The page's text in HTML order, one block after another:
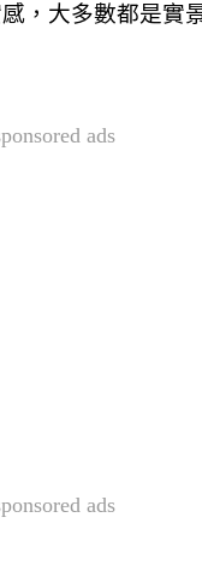
，大多數都是實
ads
ads